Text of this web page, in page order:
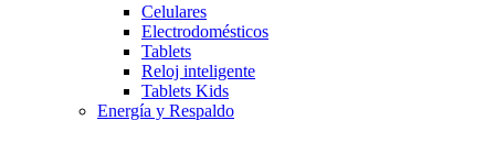
Celulares
Electrodomésticos
Tablets
Reloj inteligente
Tablets Kids
Energía y Respaldo